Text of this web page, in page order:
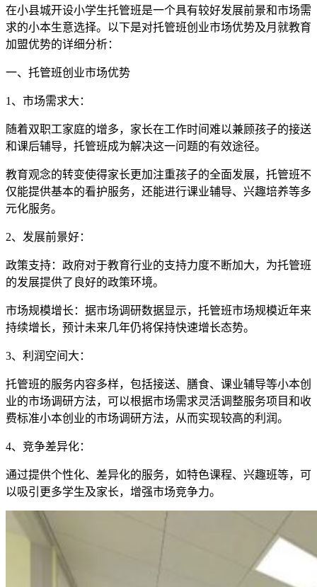
在小县城开设小学生托管班是一个具有较好发展前景和市场需
求的小本生意选择。以下是对托管班创业市场优势及月就教育
加盟优势的详细分析：
一、托管班创业市场优势
1、市场需求大：
随着双职工家庭的增多，家长在工作时间难以兼顾孩子的接送
和课后辅导，托管班成为解决这一问题的有效途径。
教育观念的转变使得家长更加注重孩子的全面发展，托管班不
仅能提供基本的看护服务，还能进行课业辅导、兴趣培养等多
元化服务。
2、发展前景好：
政策支持：政府对于教育行业的支持力度不断加大，为托管班
的发展提供了良好的政策环境。
市场规模增长：据市场调研数据显示，托管班市场规模近年来
持续增长，预计未来几年仍将保持快速增长态势。
3、利润空间大：
托管班的服务内容多样，包括接送、膳食、课业辅导等小本创
业的市场调研方法，可以根据市场需求灵活调整服务项目和收
费标准小本创业的市场调研方法，从而实现较高的利润。
4、竞争差异化：
通过提供个性化、差异化的服务，如特色课程、兴趣班等，可
以吸引更多学生及家长，增强市场竞争力。